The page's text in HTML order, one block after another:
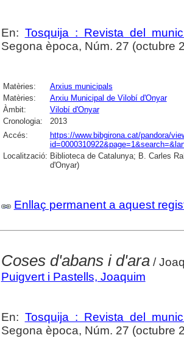
En: Tosquija : Revista del
Segona època, Núm. 27 (octubre
Matèries:
Arxius municipals
Matèries:
Arxiu Municipal de Vilobí d'Onyar
Àmbit:
Vilobí d'Onyar
Cronologia:
2013
Accés:
https://www.bibgirona.cat/pandora/
Localització: Biblioteca de Catalunya; B. Carles
d'Onyar)
Enllaç permanent a aquest
Coses d'abans i d'ara/
Puigvert i Pastells, Joaquim
En: Tosquija : Revista del
Segona època, Núm. 27 (octubre